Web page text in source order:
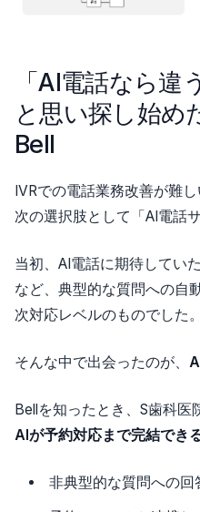
「AI電話なら違
と思い探し始め
Bell
IVRでの電話業務改善が難
次の選択肢として「AI電話
当初、AI電話に期待してい
など、典型的な質問への自
次対応レベルのものでした。
そんな中で出会ったのが、
Bellを知ったとき、S歯科医
AIが予約対応まで完結でき
非典型的な質問への回